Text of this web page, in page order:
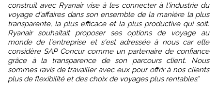
construit avec Ryanair vise à les connecter à l'industrie du
voyage d'affaires dans son ensemble de la manière la plus
transparente, la plus efficace et la plus productive qui soit.
Ryanair souhaitait proposer ses options de voyage au
monde de l'entreprise et s'est adressée à nous car elle
considère SAP Concur comme un partenaire de confiance
grâce à la transparence de son parcours client. Nous
sommes ravis de travailler avec eux pour offrir à nos clients
plus de flexibilité et des choix de voyages plus rentables.”